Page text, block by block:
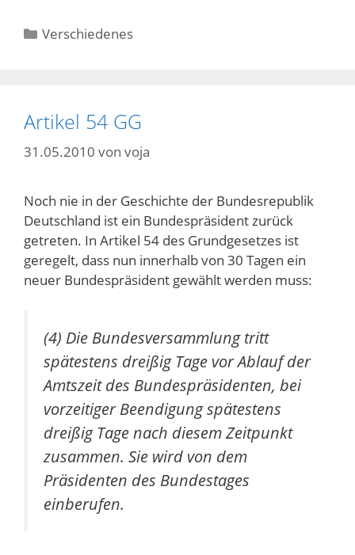
Kategorien
Verschiedenes
Artikel 54 GG
31.05.2010 von voja
Noch nie in der Geschichte der Bundesrepublik
Deutschland ist ein Bundespräsident zurück
getreten. In Artikel 54 des Grundgesetzes ist
geregelt, dass nun innerhalb von 30 Tagen ein
neuer Bundespräsident gewählt werden muss:
(4) Die Bundesversammlung tritt
spätestens dreißig Tage vor Ablauf der
Amtszeit des Bundespräsidenten, bei
vorzeitiger Beendigung spätestens
dreißig Tage nach diesem Zeitpunkt
zusammen. Sie wird von dem
Präsidenten des Bundestages
einberufen.